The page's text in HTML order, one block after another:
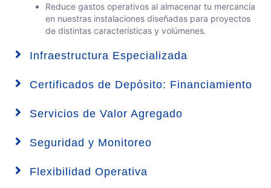
Reduce gastos operativos al almacenar tu mercancía
en nuestras instalaciones diseñadas para proyectos
de distintas características y volúmenes.
Infraestructura Especializada
Certificados de Depósito: Financiamiento
Servicios de Valor Agregado
Seguridad y Monitoreo
Flexibilidad Operativa